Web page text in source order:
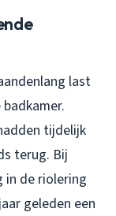
last
tijdelijk
terug. Bij
in de riolering
geleden een